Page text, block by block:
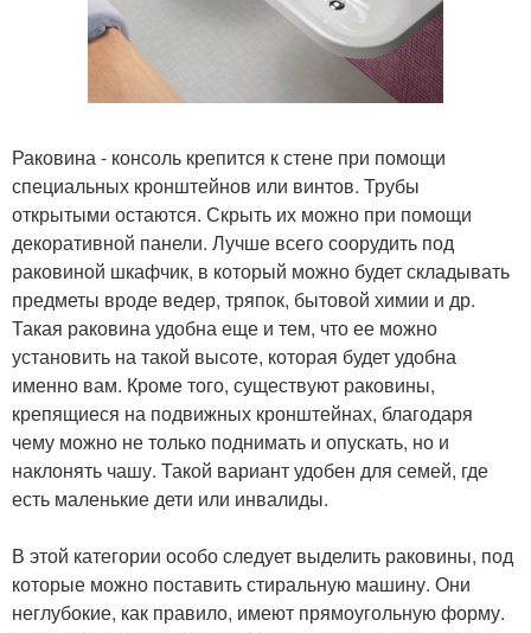
Раковина - консоль крепится к стене при помощи
специальных кронштейнов или винтов. Трубы
открытыми остаются. Скрыть их можно при помощи
декоративной панели. Лучше всего соорудить под
раковиной шкафчик, в который можно будет складывать
предметы вроде ведер, тряпок, бытовой химии и др.
Такая раковина удобна еще и тем, что ее можно
установить на такой высоте, которая будет удобна
именно вам. Кроме того, существуют раковины,
крепящиеся на подвижных кронштейнах, благодаря
чему можно не только поднимать и опускать, но и
наклонять чашу. Такой вариант удобен для семей, где
есть маленькие дети или инвалиды.
В этой категории особо следует выделить раковины, под
которые можно поставить стиральную машину. Они
неглубокие, как правило, имеют прямоугольную форму.